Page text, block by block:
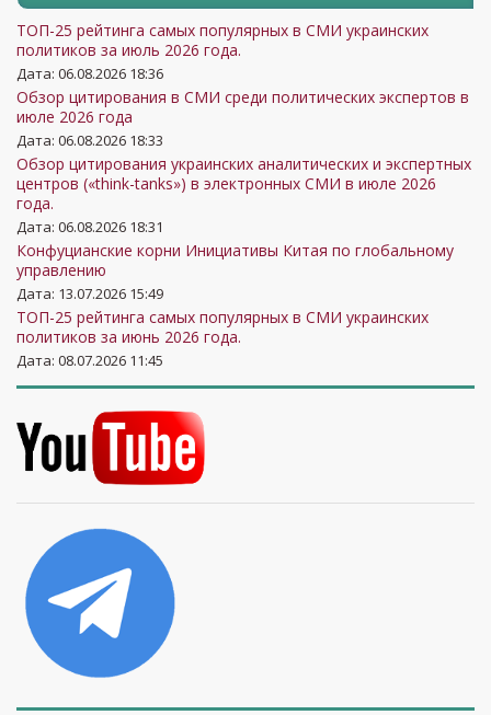
ТОП-25 рейтинга самых популярных в СМИ украинских
политиков за июль 2026 года.
Дата: 06.08.2026 18:36
Обзор цитирования в СМИ среди политических экспертов в
июле 2026 года
Дата: 06.08.2026 18:33
Обзор цитирования украинских аналитических и экспертных
центров («think-tanks») в электронных СМИ в июле 2026
года.
Дата: 06.08.2026 18:31
Конфуцианские корни Инициативы Китая по глобальному
управлению
Дата: 13.07.2026 15:49
ТОП-25 рейтинга самых популярных в СМИ украинских
политиков за июнь 2026 года.
Дата: 08.07.2026 11:45